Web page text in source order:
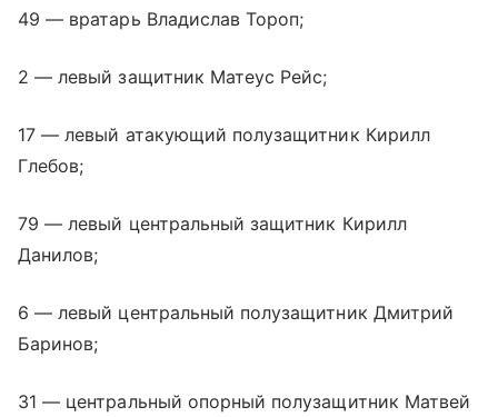
49 — вратарь Владислав Тороп;
2 — левый защитник Матеус Рейс;
17 — левый атакующий полузащитник Кирилл
Глебов;
79 — левый центральный защитник Кирилл
Данилов;
6 — левый центральный полузащитник Дмитрий
Баринов;
31 — центральный опорный полузащитник Матвей